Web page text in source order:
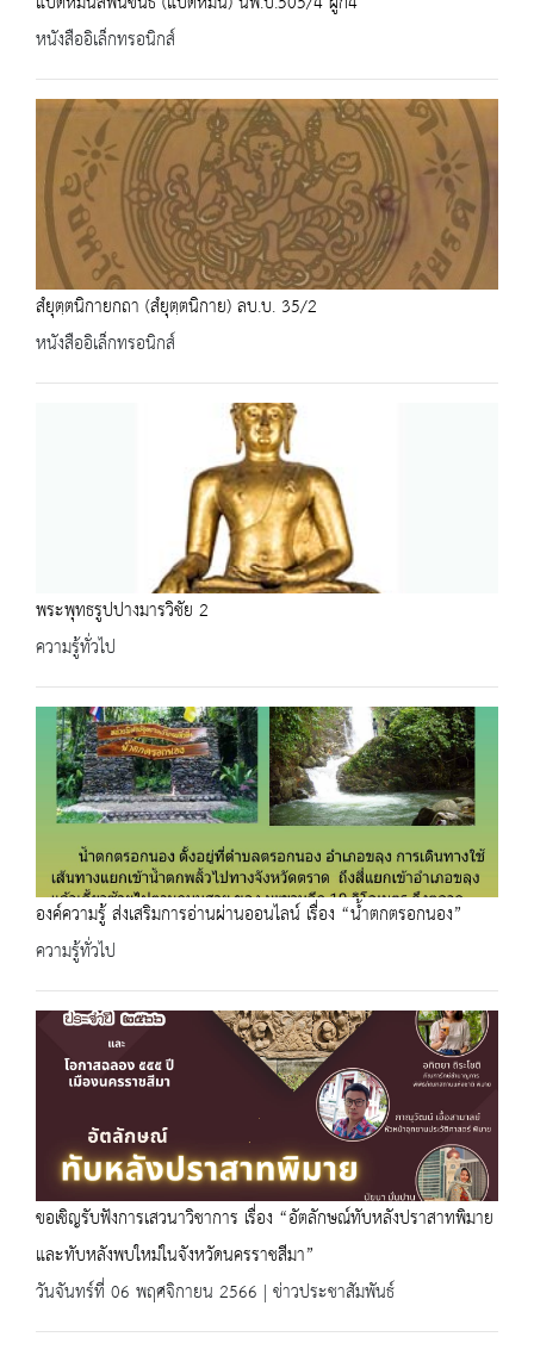
หนังสืออิเล็กทรอนิกส์
สํยุตฺตนิกายกถา (สํยุตฺตนิกาย) ลบ.บ. 35/2
หนังสืออิเล็กทรอนิกส์
พระพุทธรูปปางมารวิชัย 2
ความรู้ทั่วไป
องค์ความรู้ ส่งเสริมการอ่านผ่านออนไลน์ เรื่อง “น้ำตกตรอกนอง”
ความรู้ทั่วไป
ขอเชิญรับฟังการเสวนาวิชาการ เรื่อง “อัตลักษณ์ทับหลังปราสาทพิมาย
และทับหลังพบใหม่ในจังหวัดนครราชสีมา”
วันจันทร์ที่ 06 พฤศจิกายน 2566 | ข่าวประชาสัมพันธ์